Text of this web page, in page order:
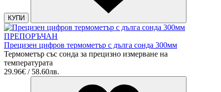
КУПИ
ПРЕПОРЪЧАН
Прецизен цифров термометър с дълга сонда 300мм
Термометър със сонда за прецизно измерване на
температурата
29.96€ / 58.60лв.